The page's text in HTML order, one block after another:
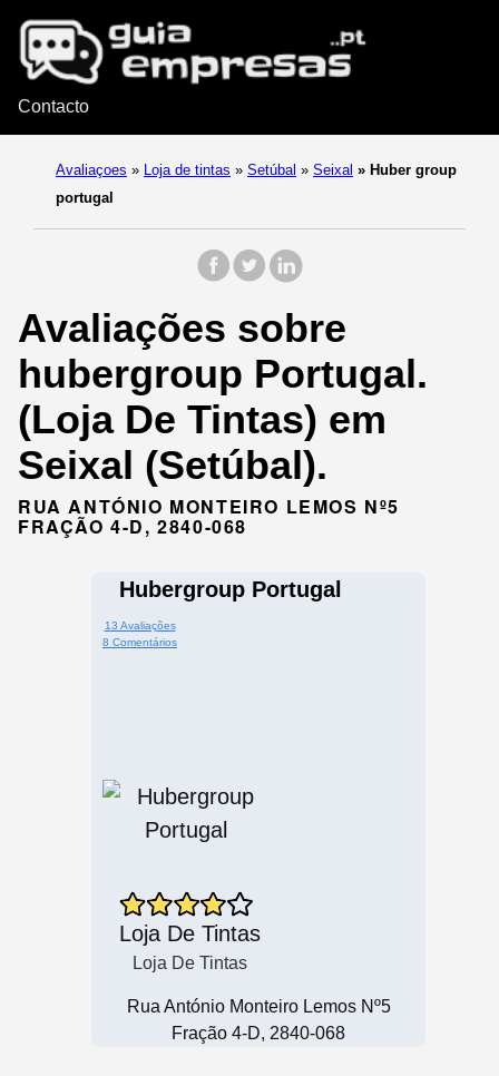
Contacto
Avaliaçoes » Loja de tintas » Setúbal » Seixal » Huber group
portugal
Avaliações sobre
hubergroup Portugal.
(Loja De Tintas) em
Seixal (Setúbal).
RUA ANTÓNIO MONTEIRO LEMOS Nº5
FRAÇÃO 4-D, 2840-068
Hubergroup Portugal
13 Avaliações
8 Comentários
Loja De Tintas
Loja De Tintas
Rua António Monteiro Lemos Nº5
Fração 4-D, 2840-068